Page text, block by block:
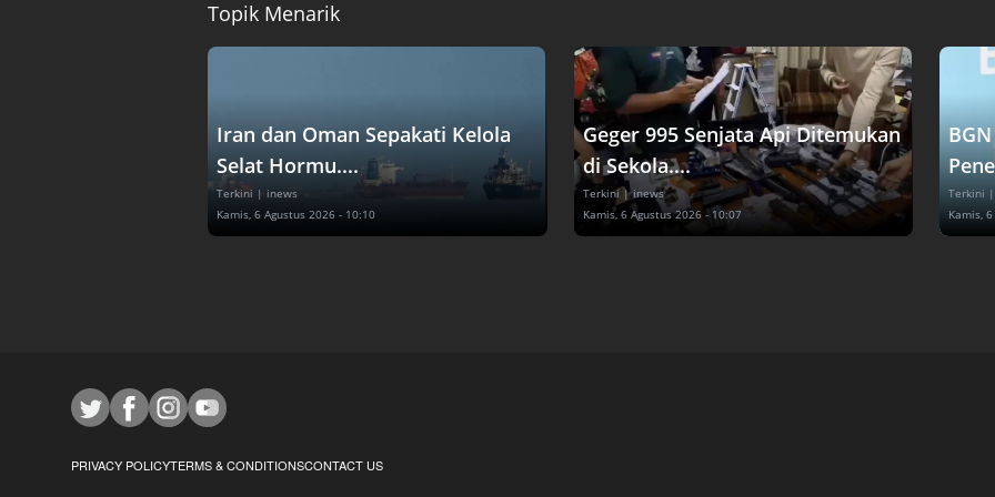
Topik Menarik
Iran dan Oman Sepakati Kelola
Selat Hormu....
Terkini | inews
Kamis, 6 Agustus 2026 - 10:10
Geger 995 Senjata Api Ditemukan
di Sekola....
Terkini | inews
Kamis, 6 Agustus 2026 - 10:07
Terkini
Kamis,
PRIVACY POLICYTERMS & CONDITIONSCONTACT US